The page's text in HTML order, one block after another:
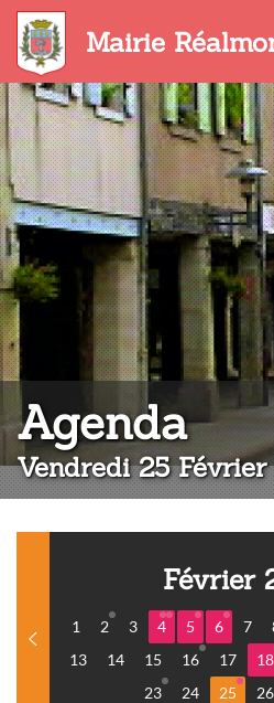
Aller
contenu
principal
Mairie
Agenda:
Vendredi 25
Février
1 2 3 4 5 6 7
13
14 15 16 17 18
23
24 25 26